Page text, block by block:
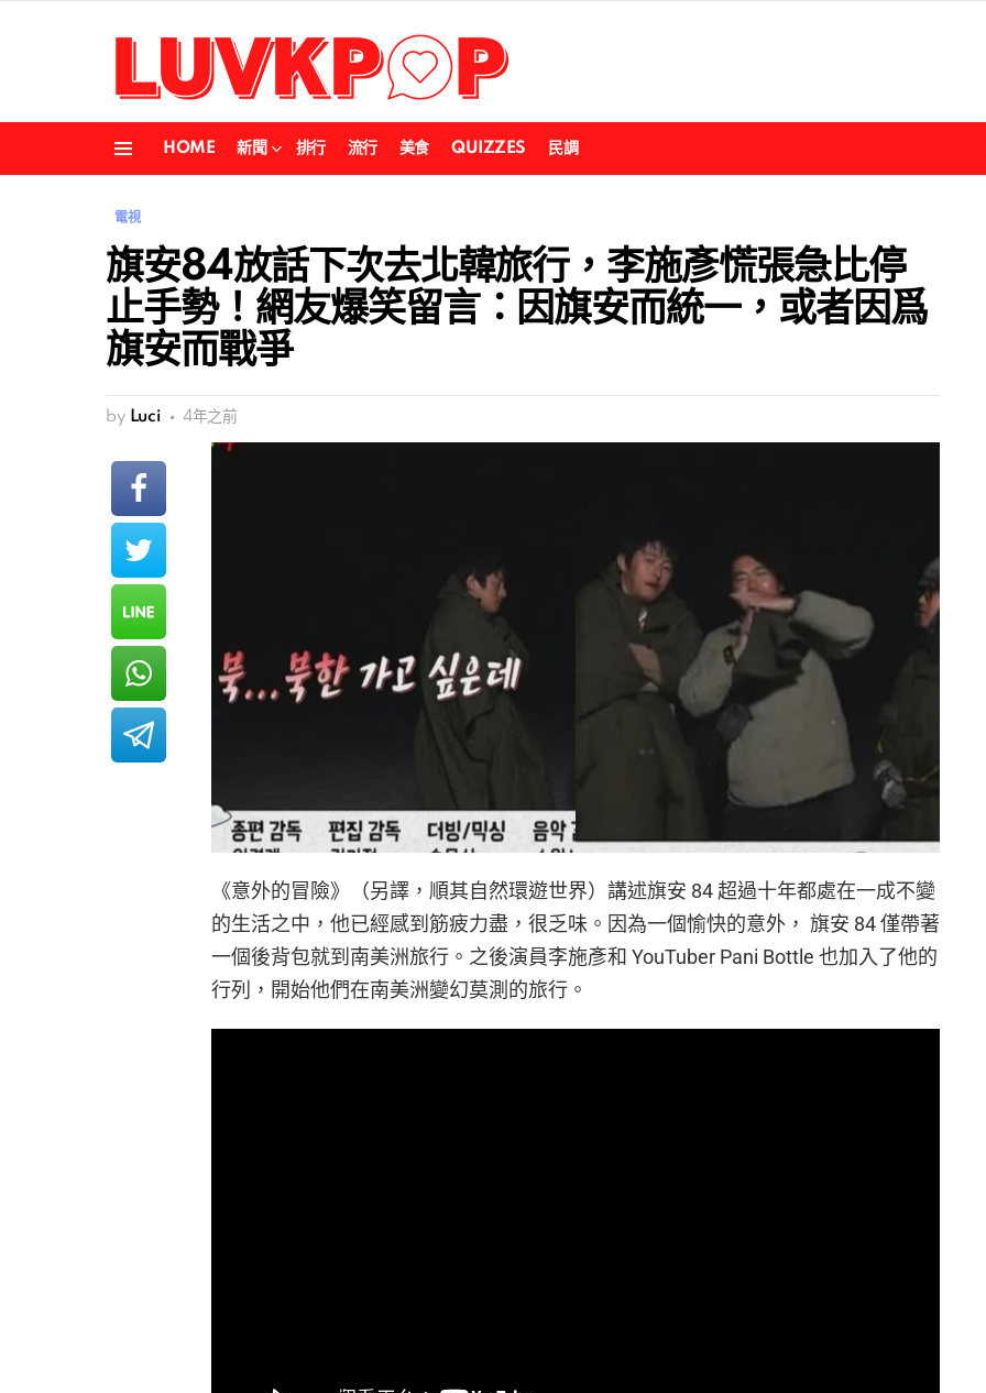
HOME 新聞 排行 流行 美食 QUIZZES 民調
電視
旗安84放話下次去北韓旅行，李施彥慌張急比停
止手勢！網友爆笑留言：因旗安而統一，或者因爲
旗安而戰爭
by Luci 4年之前
《意外的冒險》（另譯，順其自然環遊世界）講述旗安 84 超過十年都處在一成不變
的生活之中，他已經感到筋疲力盡，很乏味。因為一個愉快的意外， 旗安 84 僅帶著
一個後背包就到南美洲旅行。之後演員李施彥和 YouTuber Pani Bottle 也加入了他的
行列，開始他們在南美洲變幻莫測的旅行。